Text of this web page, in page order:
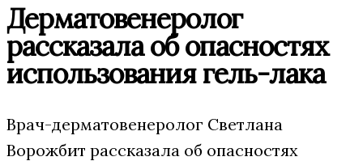
Дерматовенеролог
рассказала об опасностях
использования гель-лака
Врач-дерматовенеролог Светлана
Ворожбит рассказала об опасностях